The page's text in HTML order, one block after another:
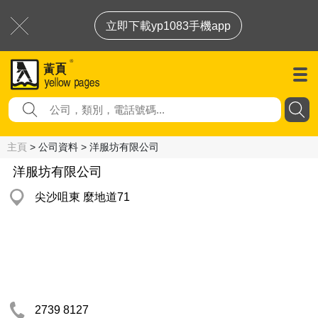
立即下載yp1083手機app
主頁 > 公司資料 > 洋服坊有限公司
洋服坊有限公司
尖沙咀東 麼地道71
2739 8127